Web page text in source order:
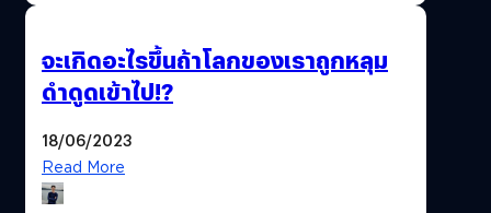
จะเกิดอะไรขึ้นถ้าโลกของเราถูกหลุม
ดำดูดเข้าไป!?
18/06/2023
Read More